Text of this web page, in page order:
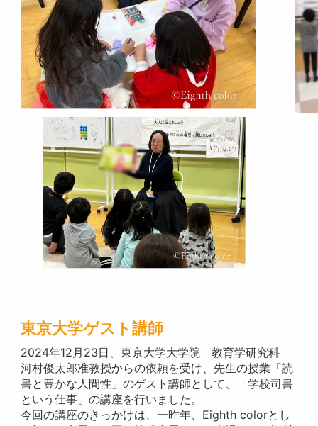
東京大学ゲスト講師
2024年12月23日、東京大学大学院 教育学研究科
河村俊太郎准教授からの依頼を受け、先生の授業「読
書と豊かな人間性」のゲスト講師として、「学校司書
という仕事」の講座を行いました。
今回の講座のきっかけは、一昨年、Eighth colorとし